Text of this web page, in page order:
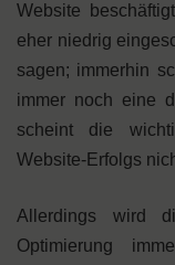
Website
eher niedrig
sagen; immerhin
immer noch eine
scheint die
Website-Erfolgs
Allerdings wird
Optimierung